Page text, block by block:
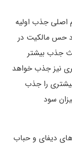
اصلی جذب اولیه
حس مالکیت در
جذب بیشتر
نیز جذب خواهد
را جذب
سود
دیفای و حباب